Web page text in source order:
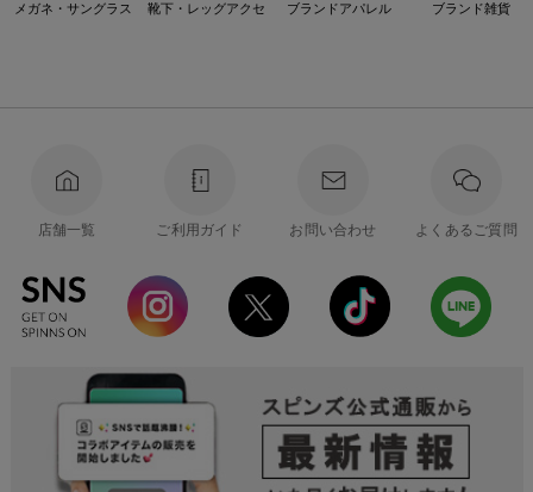
メガネ・サングラス 靴下・レッグアクセ ブランドアパレル ブランド雑貨
店舗一覧 ご利用ガイド お問い合わせ よくあるご質問